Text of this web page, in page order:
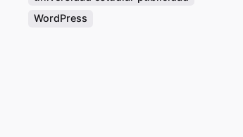
WordPress